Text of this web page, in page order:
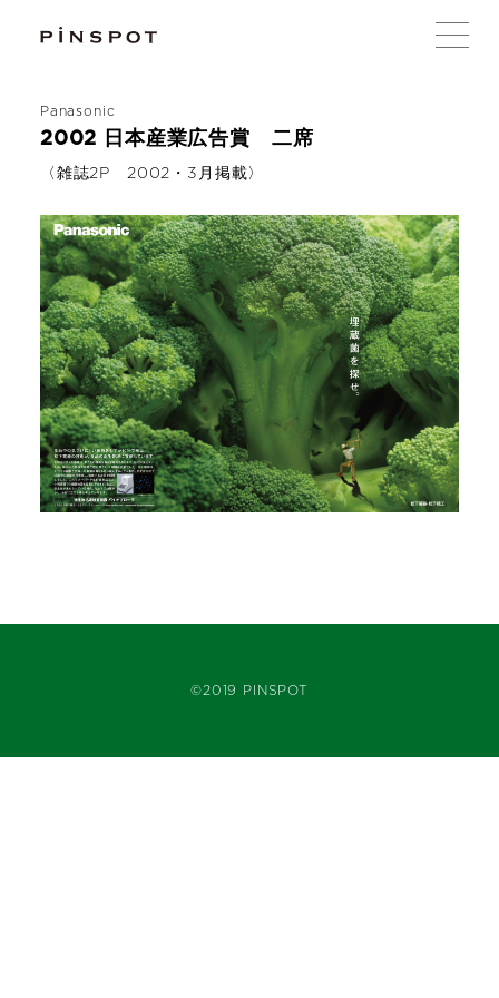
Panasonic
2002 日本産業広告賞 二席
〈雑誌2P 2002・3月掲載〉
©2019 PINSPOT